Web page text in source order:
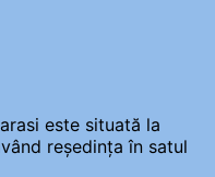
este situată la
reședința în satul